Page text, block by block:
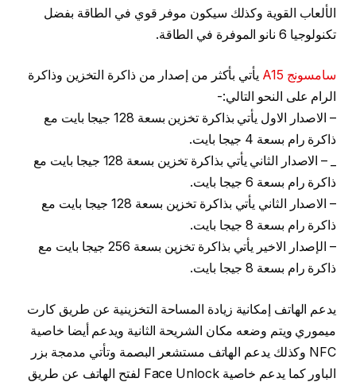
الألعاب القوية وكذلك سيكون موفر قوي في الطاقة بفضل
تكنولوجيا 6 نانو الموفرة في الطاقة.
سامسونج A15
يأتي بأكثر من إصدار من ذاكرة التخزين وذاكرة
الرام على النحو التالي:-
– الاصدار الاول يأتي بذاكرة تخزين بسعة 128 جيجا بايت مع
ذاكرة رام بسعة 4 جيجا بايت.
_ – الاصدار الثاني يأتي بذاكرة تخزين بسعة 128 جيجا بايت مع
ذاكرة رام بسعة 6 جيجا بايت.
– الاصدار الثاني يأتي بذاكرة تخزين بسعة 128 جيجا بايت مع
ذاكرة رام بسعة 8 جيجا بايت.
– الإصدار الاخير يأتي بذاكرة تخزين بسعة 256 جيجا بايت مع
ذاكرة رام بسعة 8 جيجا بايت.
يدعم الهاتف إمكانية زيادة المساحة التخزينية عن طريق كارت
ميموري ويتم وضعه مكان الشريحة الثانية ويدعم أيضا خاصية
NFC وكذلك يدعم الهاتف مستشعر البصمة وتأتي مدمجة بزر
الباور كما يدعم خاصية Face Unlock لفتح الهاتف عن طريق